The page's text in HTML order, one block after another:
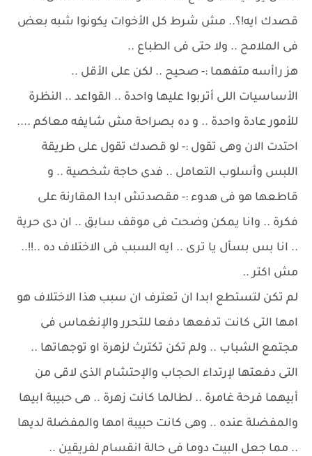
قصدك ايه!؟.. مش شرط كل الأخوات يكونوا شبه بعض
فى الملامح .. ولا حتى فى الطباع ..
هز راأسه متفهما :- صحيح .. لكن على الأقل ..
الأساسيات اللى أتربوا عليها واحدة .. القواعد .. النظرة
للأمور عادة واحدة .. و ده بصراحة مش شايفه معاكم ....
احتدت الان وهى تقول :- لو قصدك تقول على طريقة
اللبس وأسلوب التعامل .. فدى حاجة شخصية .. و
قاطعها هو فى هدوء :- مقصدتش ابدا المقارنة على
فكرة .. وانا يمكن وضحت فى موقف سابق .. ان دى حرية
.. انا بس بسأل يا ترى .. ايه السبب فى الاختلاف ده ..!!..
مش اكتر ..
لم تكن لتستطع ابدا ان تعترف ان سبب هذا الاختلاف هو
امها التى كانت تدفعها دفعا للتحرر والإنغماس فى
مجتمع الشباب .. ولم تكن تكترث لزهرة او توجهاتها ..
التى دفعتها لإرتداء الحجاب والإحتشام الذى لاقى من
أبيهما فرحة غامرة .. لطالما كانت زهرة .. هى حبيبة ابيها
والمفضلة عنده .. وهى كانت حبيبة امها والمفضلة لديها
.. مما جعل البيت دوما فى حالة انقسام لفريقين ..